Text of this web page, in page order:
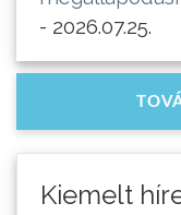
- 2026.07.25.
Kiemelt